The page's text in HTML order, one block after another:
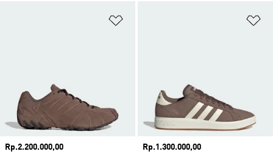
Harga
Rp.2.200.000,00
Harga
Rp.1.300.000,00